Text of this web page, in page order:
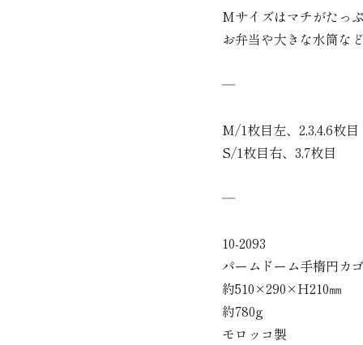
Mサイズはマチがたっ
お弁当や大きな水筒な
―
M/1枚目左、2,3,4,6枚目
S/1枚目右、3,7枚目
―
10-2093
パームドーム手楕円カ
約510×290×H210㎜
約780g
モロッコ製